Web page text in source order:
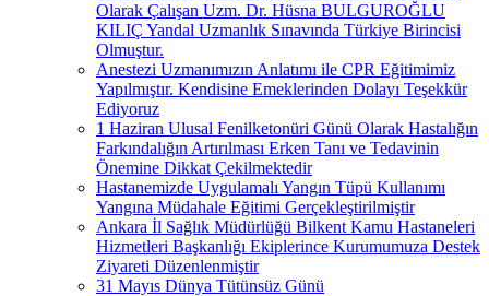
Olarak Çalışan Uzm. Dr. Hüsna BULGUROĞLU
KILIÇ Yandal Uzmanlık Sınavında Türkiye Birincisi
Olmuştur.
Anestezi Uzmanımızın Anlatımı ile CPR Eğitimimiz
Yapılmıştır. Kendisine Emeklerinden Dolayı Teşekkür
Ediyoruz
1 Haziran Ulusal Fenilketonüri Günü Olarak Hastalığın
Farkındalığın Artırılması Erken Tanı ve Tedavinin
Önemine Dikkat Çekilmektedir
Hastanemizde Uygulamalı Yangın Tüpü Kullanımı
Yangına Müdahale Eğitimi Gerçekleştirilmiştir
Ankara İl Sağlık Müdürlüğü Bilkent Kamu Hastaneleri
Hizmetleri Başkanlığı Ekiplerince Kurumumuza Destek
Ziyareti Düzenlenmiştir
31 Mayıs Dünya Tütünsüz Günü